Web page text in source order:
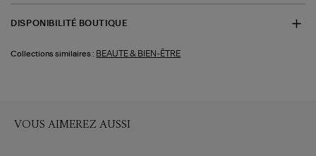
DISPONIBILITÉ BOUTIQUE
Collections similaires : BEAUTE & BIEN-ÊTRE
VOUS AIMEREZ AUSSI